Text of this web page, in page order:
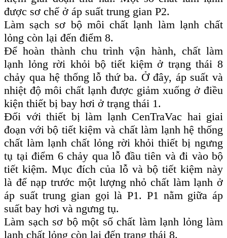
được sơ chế ở áp suất trung gian P2.
Làm sạch sơ bộ môi chất lạnh làm lạnh chất
lỏng còn lại đến điểm 8.
Để hoàn thành chu trình vận hành, chất làm
lạnh lỏng rời khỏi bộ tiết kiệm ở trạng thái 8
chảy qua hệ thống lỗ thứ ba. Ở đây, áp suất và
nhiệt độ môi chất lạnh được giảm xuống ở điều
kiện thiết bị bay hơi ở trạng thái 1.
Đối với thiết bị làm lạnh CenTraVac hai giai
đoạn với bộ tiết kiệm và chất làm lạnh hệ thống
chất làm lạnh chất lỏng rời khỏi thiết bị ngưng
tụ tại điểm 6 chảy qua lỗ đầu tiên và đi vào bộ
tiết kiệm. Mục đích của lỗ và bộ tiết kiệm này
là để nạp trước một lượng nhỏ chất làm lạnh ở
áp suất trung gian gọi là P1. P1 nằm giữa áp
suất bay hơi và ngưng tụ.
Làm sạch sơ bộ một số chất làm lạnh lỏng làm
lạnh chất lỏng còn lại đến trạng thái 8.